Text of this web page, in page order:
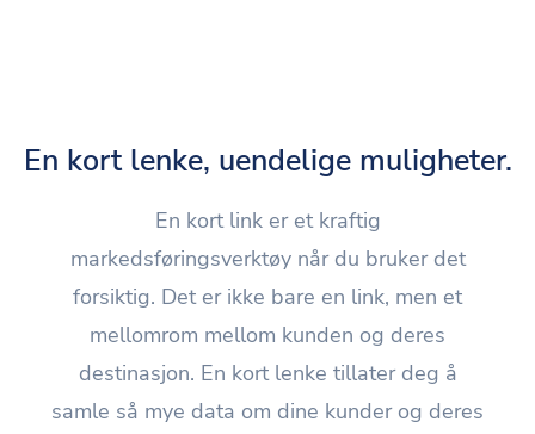
En kort lenke, uendelige muligheter.
En kort link er et kraftig
markedsføringsverktøy når du bruker det
forsiktig. Det er ikke bare en link, men et
mellomrom mellom kunden og deres
destinasjon. En kort lenke tillater deg å
samle så mye data om dine kunder og deres